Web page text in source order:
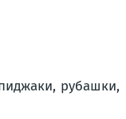
рубашки,